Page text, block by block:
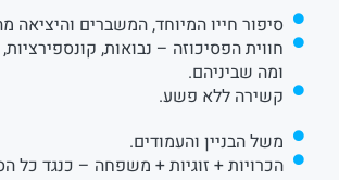
סיפור חייו המיוחד, המשברים והיציאה
חווית הפסיכוזה – נבואות,
ומה שביניהם.
קשירה ללא פשע.
משל הבניין והעמודים.
הכרויות + זוגיות + משפחה – כנגד כל